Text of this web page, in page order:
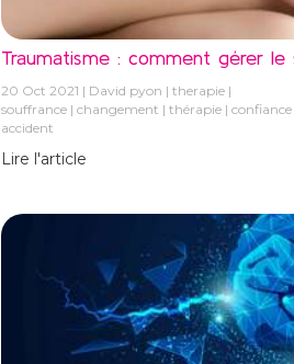
Traumatisme : comment gérer
20 Oct 2021 David pyon
therapie
souffrance changement thérapie confiance
accident
Lire l'article